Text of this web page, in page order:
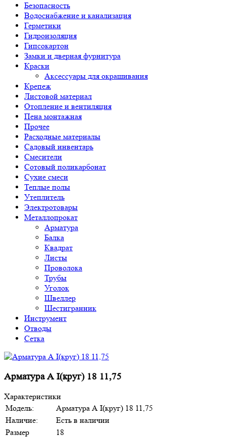
Безопасность
Водоснабжение и канализация
Герметики
Гидроизоляция
Гипсокартон
Замки и дверная фурнитура
Краски
Аксессуары для окрашивания
Крепеж
Листовой материал
Отопление и вентиляция
Пена монтажная
Прочее
Расходные материалы
Садовый инвентарь
Смесители
Сотовый поликарбонат
Сухие смеси
Теплые полы
Утеплитель
Электротовары
Металлопрокат
Арматура
Балка
Квадрат
Листы
Проволока
Трубы
Уголок
Швеллер
Шестигранник
Инструмент
Отводы
Сетка
Арматура А I(круг) 18 11,75
Характеристики
Модель:
Арматура А I(круг) 18 11,75
Наличие:
Есть в наличии
Размер
18